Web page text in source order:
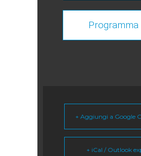
Programma
+ Aggiungi a Google
+ iCal / Outlook